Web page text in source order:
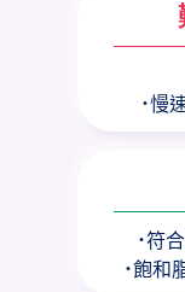
˙慢
˙符
˙飽和